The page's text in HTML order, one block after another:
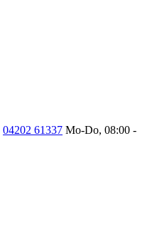
04202 61337 Mo-Do, 08:00 -